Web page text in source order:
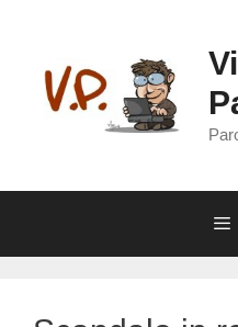
contenuto